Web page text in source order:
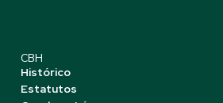
CBH
Histórico
Estatutos